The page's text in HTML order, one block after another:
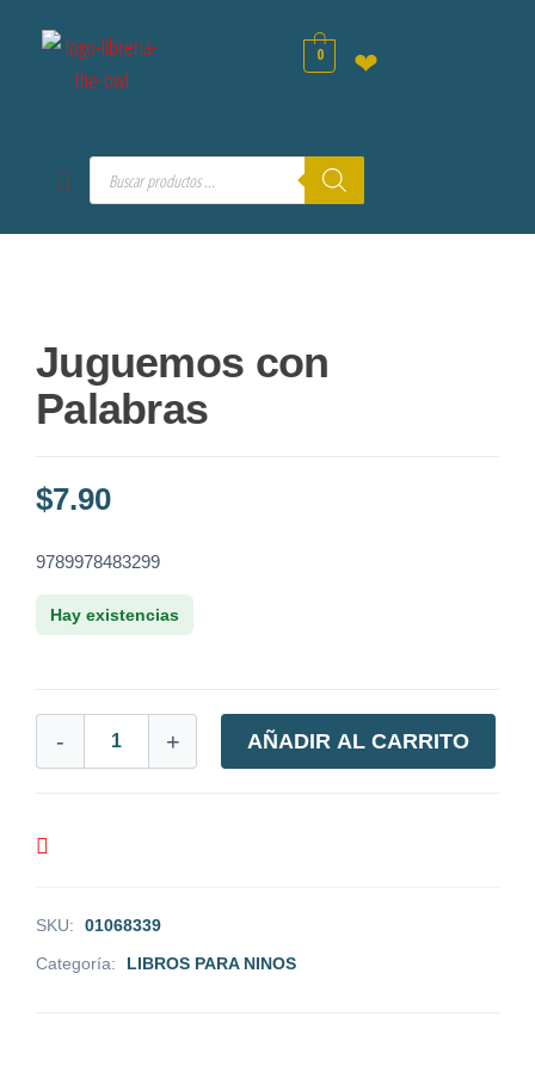
0 ❤
Juguemos con
Palabras
$7.90
9789978483299
Hay existencias
- + AÑADIR AL CARRITO
SKU:
01068339
Categoría:
LIBROS PARA NINOS